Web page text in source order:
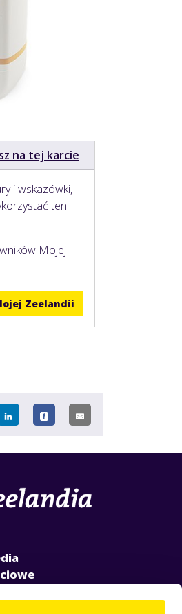
na tej karcie
i wskazówki,
ten
Mojej
Zeelandii